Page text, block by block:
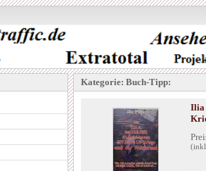
Kategorie: Buch-Tipp:
Ilia